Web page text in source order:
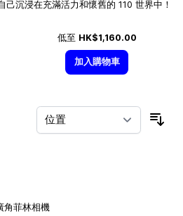
己沉浸在充滿活力和懷舊的 110 世界中！
低至 HK$1,160.00
加入購物車
角菲林相機